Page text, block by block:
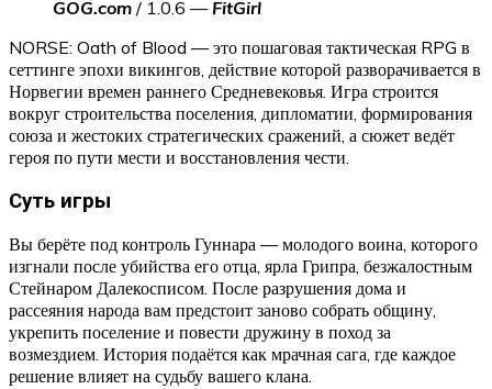
GOG.com / 1.0.6 — FitGirl
NORSE: Oath of Blood — это пошаговая тактическая RPG в
сеттинге эпохи викингов, действие которой разворачивается в
Норвегии времен раннего Средневековья. Игра строится
вокруг строительства поселения, дипломатии, формирования
союза и жестоких стратегических сражений, а сюжет ведёт
героя по пути мести и восстановления чести.
Суть игры
Вы берёте под контроль Гуннара — молодого воина, которого
изгнали после убийства его отца, ярла Грипра, безжалостным
Стейнаром Далекосписом. После разрушения дома и
рассеяния народа вам предстоит заново собрать общину,
укрепить поселение и повести дружину в поход за
возмездием. История подаётся как мрачная сага, где каждое
решение влияет на судьбу вашего клана.